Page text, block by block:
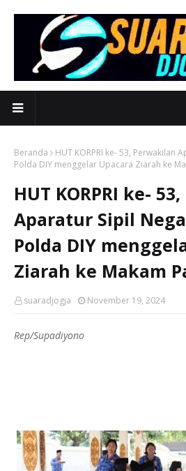
Beranda
HUT KORPRI ke- 53, Perwakilan
Polda DIY menggelar Upacara Ziarah ke
HUT KORPRI ke-
Aparatur Sipil
Polda DIY
Ziarah ke Makam
suaradjogja November 19, 2024
Rep/Supadiyono